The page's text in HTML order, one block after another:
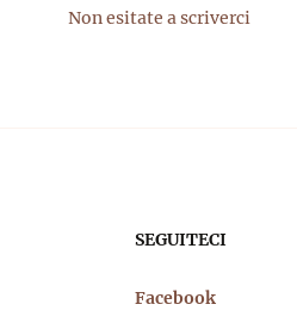
Non esitate a scriverci
SEGUITECI
Facebook